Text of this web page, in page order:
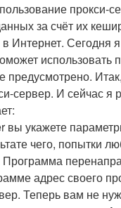
прокси-
за счёт их
Сегодня
предусмотрено.
сервер. И сейчас я
вы укажете
чего, попытки
Программа
адрес своего
Теперь вам не